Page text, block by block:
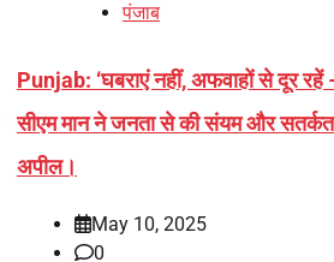
पंजाब
Punjab: ‘घबराएं नहीं, अफवाहों से दूर रहें
सीएम मान ने जनता से की संयम और
अपील।
May 10, 2025
0